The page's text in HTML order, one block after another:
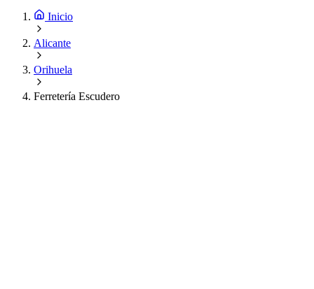
Inicio
Alicante
Orihuela
Ferretería Escudero